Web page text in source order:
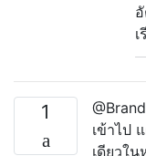
—
1
เข้าไป
เดียวใ